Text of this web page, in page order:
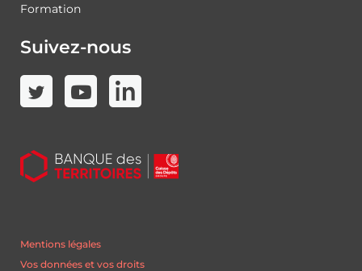
Formation
Suivez-nous
Mentions légales
Vos données et vos droits